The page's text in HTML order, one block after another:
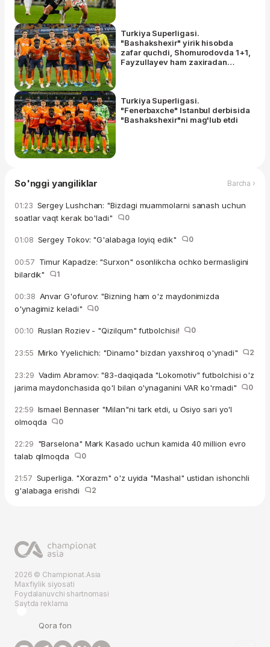
Turkiya Superligasi.
"Bashakshexir" yirik hisobda
zafar quchdi, Shomurodovda 1+1,
Fayzullayev ham zaxiradan
Turkiya Superligasi.
"Fenerbaxche" Istanbul derbisida
"Bashakshexir"ni mag'lub etdi
So'nggi yangiliklar Barcha ›
01:23 Sergey Lushchan: "Bizdagi muammolarni sanash uchun
soatlar vaqt kerak bo'ladi"
0
01:08 Sergey Tokov: "G'alabaga loyiq edik" 0
00:57 Timur Kapadze: "Surxon" osonlikcha ochko bermasligini
bilardik"
1
00:38 Anvar G'ofurov: "Bizning ham o'z maydonimizda
o'ynagimiz keladi"
0
00:10 Ruslan Roziev - "Qizilqum" futbolchisi! 0
23:55 Mirko Yyelichich: "Dinamo" bizdan yaxshiroq o'ynadi" 2
23:29 Vadim Abramov: "83-daqiqada "Lokomotiv" futbolchisi o'z
jarima maydonchasida qo'l bilan o'ynaganini VAR ko'rmadi"
0
22:59 Ismael Bennaser "Milan"ni tark etdi, u Osiyo sari yo'l
olmoqda
0
22:29 "Barselona" Mark Kasado uchun kamida 40 million evro
talab qilmoqda
0
21:57 Superliga. "Xorazm" o'z uyida "Mashal" ustidan ishonchli
g'alabaga erishdi
2
2026 © Championat.Asia
Maxfiylik siyosati
Foydalanuvchi shartnomasi
Saytda reklama
Qora fon